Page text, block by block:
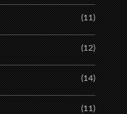
(11)
(12)
(14)
(11)